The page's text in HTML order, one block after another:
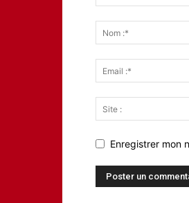
Enregistrer mon